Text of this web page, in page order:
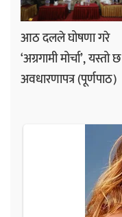
आठ दलले घोषणा गरे
‘अग्रगामी मोर्चा’, यस्तो छ
अवधारणापत्र (पूर्णपाठ)